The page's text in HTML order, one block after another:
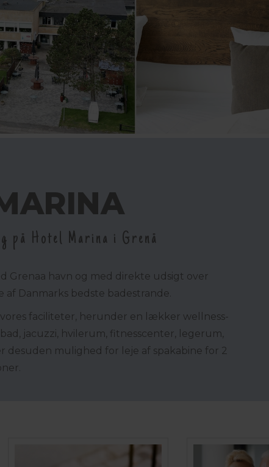
på Hotel Marina i Grenå
havn og med direkte udsigt over
Danmarks bedste badestrande.
faciliteter, herunder en lækker wellness-
jacuzzi, hvilerum, fitnesscenter, legerum,
desuden mulighed for leje af spakabine for 2